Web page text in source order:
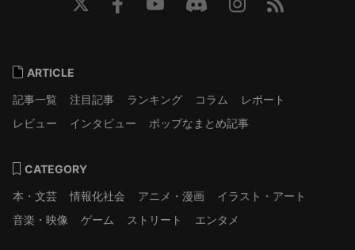
ARTICLE
記事一覧
注目記事 ランキング コラム
レポート
レビュー
インタビュー ポップなまとめ記事
CATEGORY
本・文芸
情報化社会 アニメ・漫画
イラスト・アート
音楽・映像
ゲーム ストリート エンタメ